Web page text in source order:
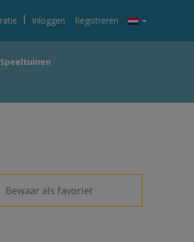
| Inloggen Registreren
Speeltuinen
Bewaar als favoriet